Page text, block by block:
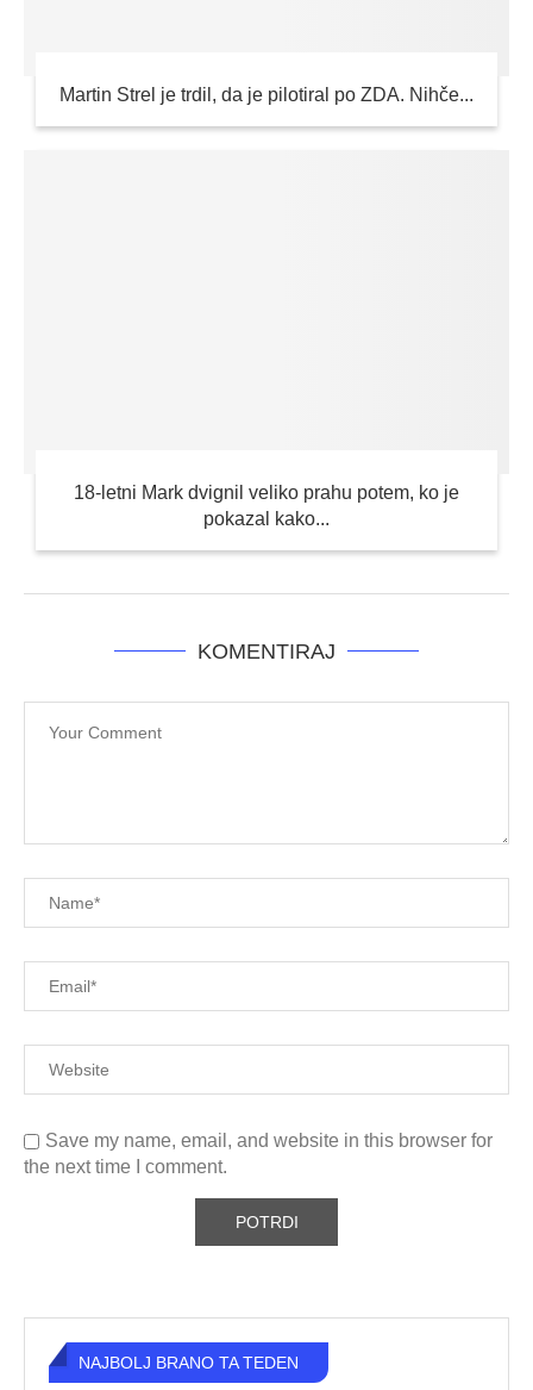
Martin Strel je trdil, da je pilotiral po ZDA. Nihče...
18-letni Mark dvignil veliko prahu potem, ko je
pokazal kako...
KOMENTIRAJ
Save my name, email, and website in this browser for
the next time I comment.
NAJBOLJ BRANO TA TEDEN